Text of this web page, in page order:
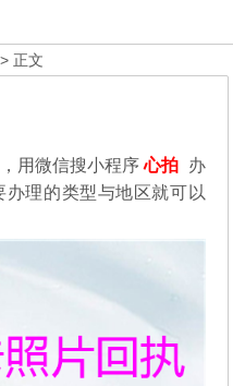
> 正文
用微信搜小程序心拍 办
办理的类型与地区就可以